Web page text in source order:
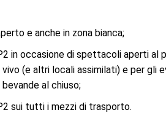
e anche in zona bianca;
in occasione di spettacoli aperti
(e altri locali assimilati) e per gli
al chiuso;
sui tutti i mezzi di trasporto.